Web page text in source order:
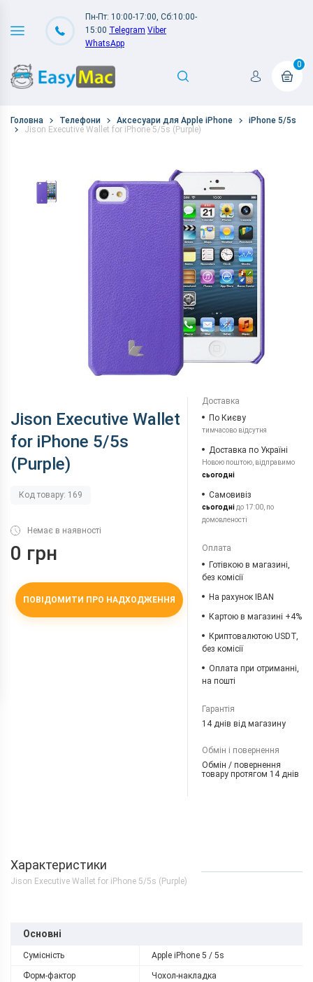
Пн-Пт: 10:00-17:00, Сб:10:00-
15:00 Telegram Viber
WhatsApp
0
Головна Телефони Аксесуари для Apple iPhone
iPhone 5/5s
Jison Executive Wallet for iPhone 5/5s (Purple)
Jison Executive Wallet
for iPhone 5/5s
(Purple)
Код товару: 169
Немає в наявності
0 грн
ПОВІДОМИТИ ПРО НАДХОДЖЕННЯ
Доставка
По Києву
тимчасово відсутня
Доставка по Україні
Новою поштою, відправимо
сьогодні
Самовивіз
сьогоднідо 17:00, по
домовленості
Оплата
Готівкою в магазині,
без комісії
На рахунок IBAN
Картою в магазині +4%
Криптовалютою USDT,
без комісії
Оплата при отриманні,
на пошті
Гарантія
14 днів від магазину
Обмін і повернення
Обмін / повернення
товару протягом 14 днів
Характеристики
Jison Executive Wallet for iPhone 5/5s (Purple)
Основні
Сумісність Apple iPhone 5 / 5s
Форм-фактор Чохол-накладка